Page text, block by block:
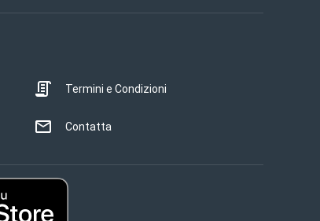
Termini e Condizioni
Contatta